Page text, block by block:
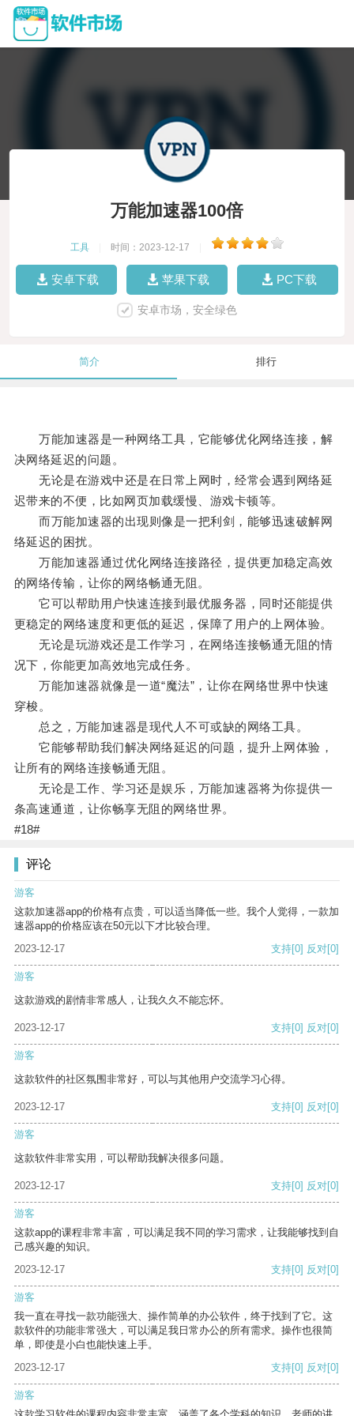
万能加速器100倍
工具 时间：2023-12-17
安卓下载 苹果下载 PC下载
安卓市场，安全绿色
简介 排行
万能加速器是一种网络工具，它能够优化网络连接，解
决网络延迟的问题。
无论是在游戏中还是在日常上网时，经常会遇到网络延
迟带来的不便，比如网页加载缓慢、游戏卡顿等。
而万能加速器的出现则像是一把利剑，能够迅速破解网
络延迟的困扰。
万能加速器通过优化网络连接路径，提供更加稳定高效
的网络传输，让你的网络畅通无阻。
它可以帮助用户快速连接到最优服务器，同时还能提供
更稳定的网络速度和更低的延迟，保障了用户的上网体验。
无论是玩游戏还是工作学习，在网络连接畅通无阻的情
况下，你能更加高效地完成任务。
万能加速器就像是一道“魔法”，让你在网络世界中快速
穿梭。
总之，万能加速器是现代人不可或缺的网络工具。
它能够帮助我们解决网络延迟的问题，提升上网体验，
让所有的网络连接畅通无阻。
无论是工作、学习还是娱乐，万能加速器将为你提供一
条高速通道，让你畅享无阻的网络世界。
#18#
评论
游客
这款加速器app的价格有点贵，可以适当降低一些。我个人觉得，一款加
速器app的价格应该在50元以下才比较合理。
2023-12-17
支持[0] 反对[0]
游客
这款游戏的剧情非常感人，让我久久不能忘怀。
2023-12-17 支持[0] 反对[0]
游客
这款软件的社区氛围非常好，可以与其他用户交流学习心得。
2023-12-17 支持[0] 反对[0]
游客
这款软件非常实用，可以帮助我解决很多问题。
2023-12-17 支持[0] 反对[0]
游客
这款app的课程非常丰富，可以满足我不同的学习需求，让我能够找到自
己感兴趣的知识。
2023-12-17
支持[0] 反对[0]
游客
我一直在寻找一款功能强大、操作简单的办公软件，终于找到了它。这
款软件的功能非常强大，可以满足我日常办公的所有需求。操作也很简
单，即使是小白也能快速上手。
2023-12-17
支持[0] 反对[0]
游客